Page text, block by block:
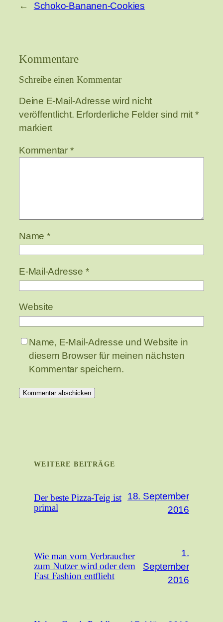
← Schoko-Bananen-Cookies
Kommentare
Schreibe einen Kommentar
Deine E-Mail-Adresse wird nicht
veröffentlicht. Erforderliche Felder sind mit *
markiert
Kommentar *
Name *
E-Mail-Adresse *
Website
Name, E-Mail-Adresse und Website in
diesem Browser für meinen nächsten
Kommentar speichern.
WEITERE BEITRÄGE
Der beste Pizza-Teig ist
primal
18. September
2016
Wie man vom Verbraucher
zum Nutzer wird oder dem
Fast Fashion entflieht
1.
September
2016